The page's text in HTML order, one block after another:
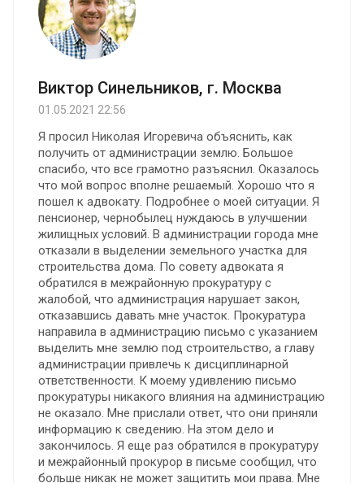
Виктор Синельников, г. Москва
01.05.2021 22:56
Я просил Николая Игоревича объяснить, как
получить от администрации землю. Большое
спасибо, что все грамотно разъяснил. Оказалось
что мой вопрос вполне решаемый. Хорошо что я
пошел к адвокату. Подробнее о моей ситуации. Я
пенсионер, чернобылец нуждаюсь в улучшении
жилищных условий. В администрации города мне
отказали в выделении земельного участка для
строительства дома. По совету адвоката я
обратился в межрайонную прокуратуру с
жалобой, что администрация нарушает закон,
отказавшись давать мне участок. Прокуратура
направила в администрацию письмо с указанием
выделить мне землю под строительство, а главу
администрации привлечь к дисциплинарной
ответственности. К моему удивлению письмо
прокуратуры никакого влияния на администрацию
не оказало. Мне прислали ответ, что они приняли
информацию к сведению. На этом дело и
закончилось. Я еще раз обратился в прокуратуру
и межрайонный прокурор в письме сообщил, что
больше никак не может защитить мои права. Мне